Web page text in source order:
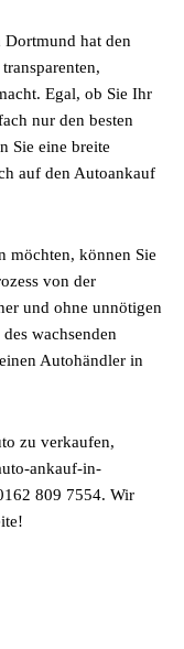
hat den
Egal, ob Sie Ihr
nur den besten
Sie eine breite
auf den Autoankauf
möchten, können Sie
von der
und ohne unnötigen
wachsenden
Autohändler in
zu verkaufen,
ankauf-in-
809 7554. Wir